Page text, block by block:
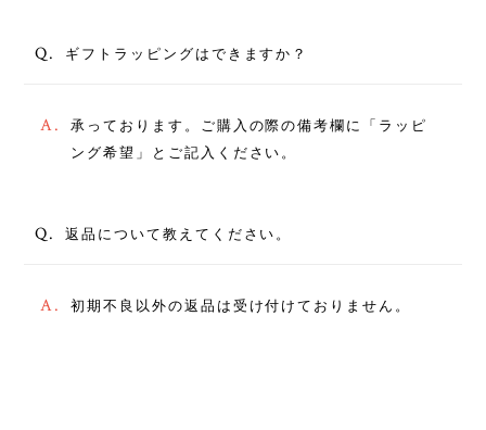
Q. ギフトラッピングはできますか？
A.
承っております。ご購入の際の備考欄に「ラッピ
ング希望」とご記入ください。
Q. 返品について教えてください。
A. 初期不良以外の返品は受け付けておりません。